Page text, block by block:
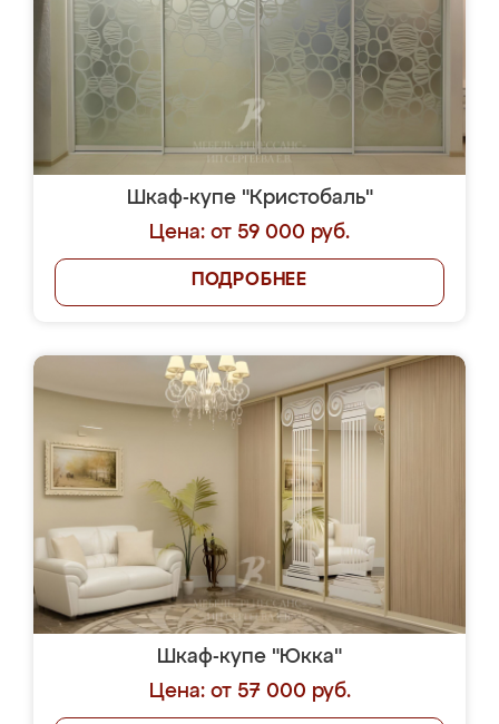
Шкаф-купе "Кристобаль"
Цена: от 59 000 руб.
ПОДРОБНЕЕ
Шкаф-купе "Юкка"
Цена: от 57 000 руб.